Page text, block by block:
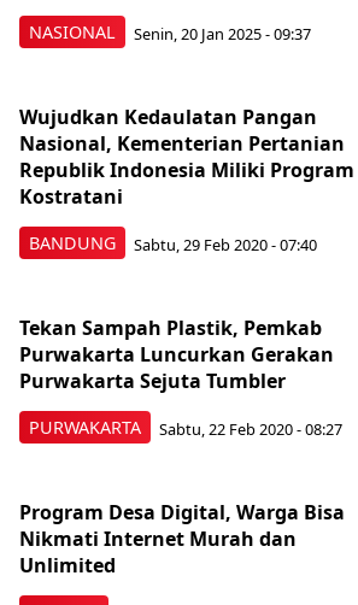
NASIONAL Senin, 20 Jan 2025 - 09:37
BANDUNG
Wujudkan Kedaulatan Pangan
Nasional, Kementerian Pertanian
Republik Indonesia Miliki Program
Kostratani
Sabtu, 29 Feb 2020 - 07:40
PURWAKARTA
Tekan Sampah Plastik, Pemkab
Purwakarta Luncurkan Gerakan
Purwakarta Sejuta Tumbler
Sabtu, 22 Feb 2020 - 08:27
Program Desa Digital, Warga Bisa
Nikmati Internet Murah dan
Unlimited